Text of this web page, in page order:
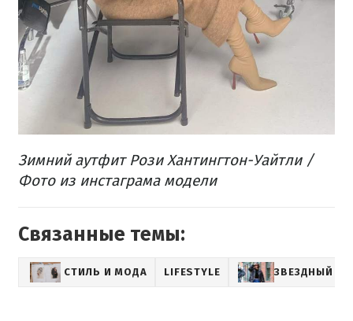
Зимний аутфит Рози Хантингтон-Уайтли /
Фото из инстаграма модели
Связанные темы:
СТИЛЬ И МОДА LIFESTYLE ЗВЕЗДНЫЙ